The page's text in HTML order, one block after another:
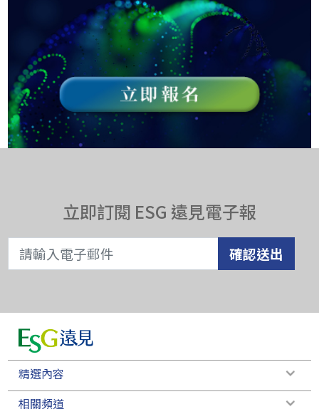
立即訂閱 ESG 遠見電子報
確認送出
精選內容
相關頻道